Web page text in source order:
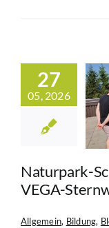
27
05, 2026
Schule
bei der
Naturpark-
VEGA-
Allgemein, Bildung,